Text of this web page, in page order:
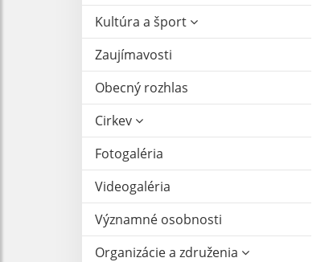
Kultúra a šport
Zaujímavosti
Obecný rozhlas
Cirkev
Fotogaléria
Videogaléria
Významné osobnosti
Organizácie a združenia